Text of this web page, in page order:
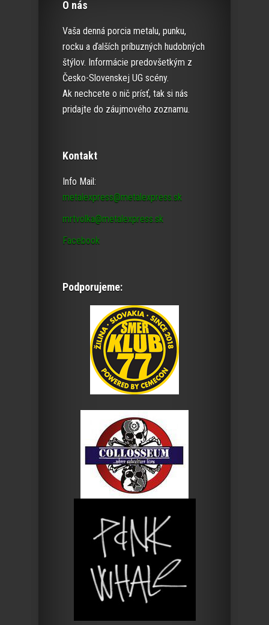
O nás
Vaša denná porcia metalu, punku,
rocku a ďalších príbuzných hudobných
štýlov. Informácie predovšetkým z
Česko-Slovenskej UG scény.
Ak nechcete o nič prísť, tak si nás
pridajte do záujmového zoznamu.
Kontakt
Info Mail:
metalexpress@metalexpress.sk
mrtvolka@metalexpress.sk
Facebook
Podporujeme: